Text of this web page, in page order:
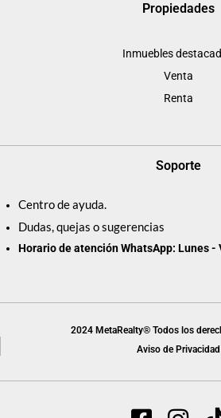
Propiedades
Inmuebles
Venta
Renta
Soporte
Centro de ayuda.
Dudas, quejas o sugerencias
Horario de atención WhatsApp: Lunes -
2024 MetaRealty® Todos los
Aviso de Privacidad